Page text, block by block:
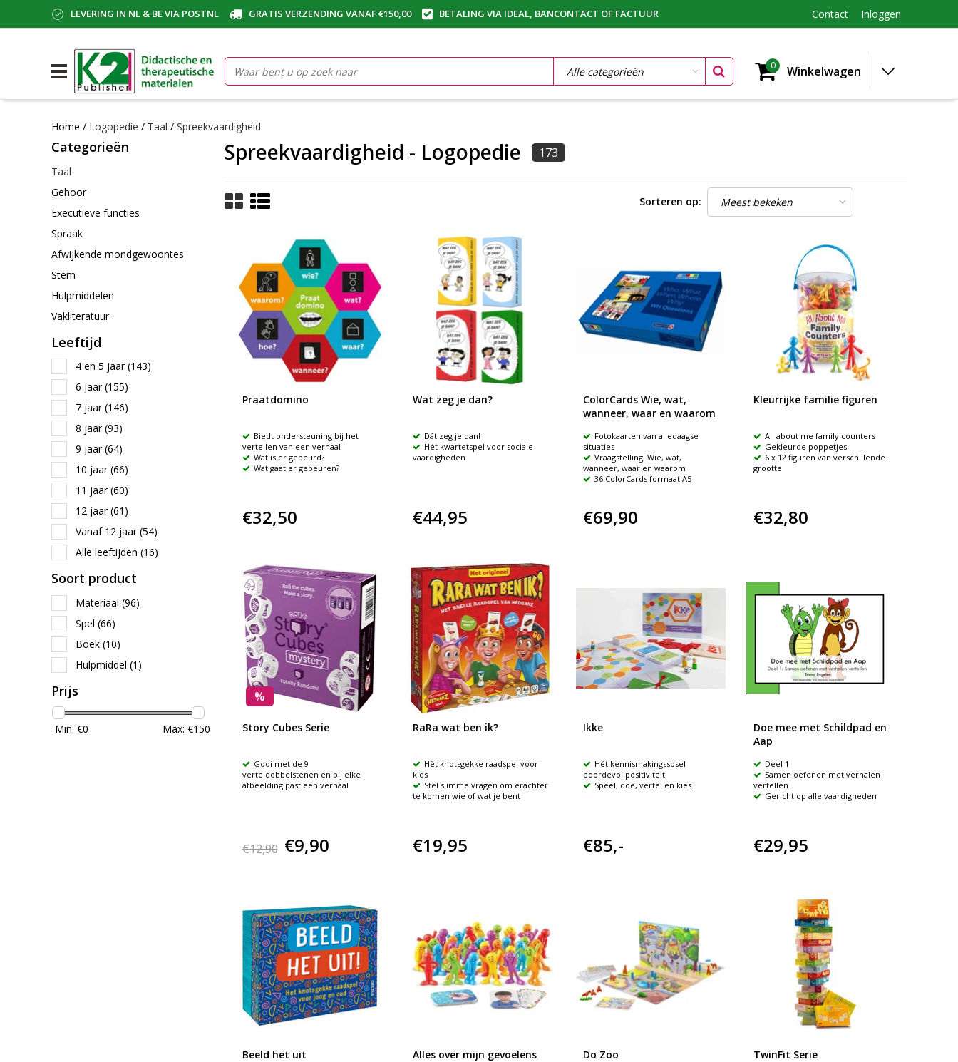
LEVERING IN NL & BE VIA POSTNL GRATIS VERZENDING VANAF €150,00 BETALING VIA IDEAL, BANCONTACT OF FACTUUR Contact Inloggen
0 Winkelwagen
Home / Logopedie / Taal / Spreekvaardigheid
Categorieën
Taal
Gehoor
Executieve functies
Spraak
Afwijkende mondgewoontes
Stem
Hulpmiddelen
Vakliteratuur
Leeftijd
4 en 5 jaar(143)
6 jaar(155)
7 jaar(146)
8 jaar(93)
9 jaar(64)
10 jaar(66)
11 jaar(60)
12 jaar(61)
Vanaf 12 jaar(54)
Alle leeftijden (16)
Soort product
Materiaal (96)
Spel (66)
Boek (10)
Hulpmiddel (1)
Prijs
Min: €0 Max: €150
Spreekvaardigheid - Logopedie 173
Sorteren op:
Praatdomino
Biedt ondersteuning bij het
vertellen van een verhaal
Wat is er gebeurd?
Wat gaat er gebeuren?
€32,50
Wat zeg je dan?
Dát zeg je dan!
Hét kwartetspel voor sociale
vaardigheden
€44,95
ColorCards Wie, wat,
wanneer, waar en waarom
Fotokaarten van alledaagse
situaties
Vraagstelling: Wie, wat,
wanneer, waar en waarom
36 ColorCards formaat A5
€69,90
Kleurrijke familie figuren
All about me family counters
Gekleurde poppetjes
6 x 12 figuren van verschillende
grootte
€32,80
%
Story Cubes Serie
Gooi met de 9
verteldobbelstenen en bij elke
afbeelding past een verhaal
€12,90 €9,90
RaRa wat ben ik?
Hèt knotsgekke raadspel voor
kids
Stel slimme vragen om erachter
te komen wie of wat je bent
€19,95
Ikke
Hét kennismakingsspsel
boordevol positiviteit
Speel, doe, vertel en kies
€85,-
Doe mee met Schildpad en
Aap
Deel 1
Samen oefenen met verhalen
vertellen
Gericht op alle vaardigheden
€29,95
Beeld het uit Alles over mijn gevoelens Do Zoo TwinFit Serie